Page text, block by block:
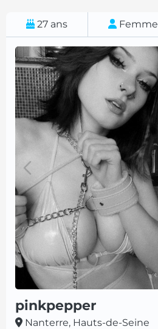
27 ans Femme
pinkpepper
Nanterre, Hauts-de-Seine